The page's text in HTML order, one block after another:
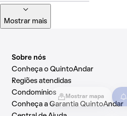
Mostrar mapa
Mostrar mais
Sobre nós
Conheça o QuintoAndar
Regiões atendidas
Condomínios
Conheça a Garantia QuintoAndar